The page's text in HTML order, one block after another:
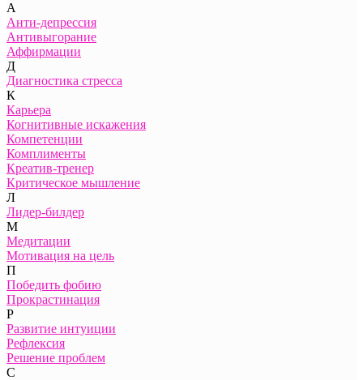
А
Анти-депрессия
Антивыгорание
Аффирмации
Д
Диагностика стресса
К
Карьера
Когнитивные искажения
Компетенции
Комплименты
Креатив-тренер
Критическое мышление
Л
Лидер-билдер
М
Медитации
Мотивация на цель
П
Победить фобию
Прокрастинация
Р
Развитие интуиции
Рефлексия
Решение проблем
С